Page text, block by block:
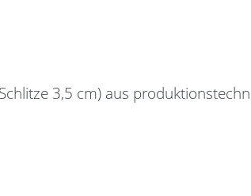
3,5 cm) aus